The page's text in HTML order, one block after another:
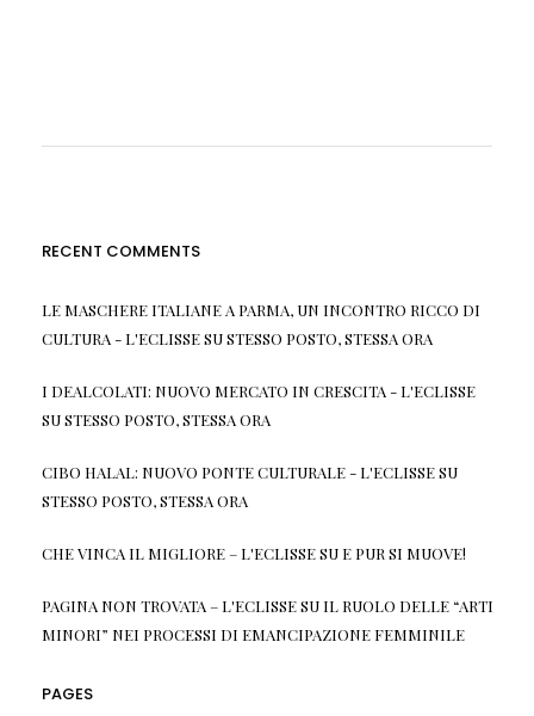
RECENT COMMENTS
LE MASCHERE ITALIANE A PARMA, UN INCONTRO RICCO DI
CULTURA - L'ECLISSESUSTESSO POSTO, STESSA ORA
I DEALCOLATI: NUOVO MERCATO IN CRESCITA - L'ECLISSE
SUSTESSO POSTO, STESSA ORA
CIBO HALAL: NUOVO PONTE CULTURALE - L'ECLISSESU
STESSO POSTO, STESSA ORA
CHE VINCA IL MIGLIORE – L'ECLISSESU E PUR SI MUOVE!
PAGINA NON TROVATA – L'ECLISSESU IL RUOLO DELLE “ARTI
MINORI” NEI PROCESSI DI EMANCIPAZIONE FEMMINILE
PAGES